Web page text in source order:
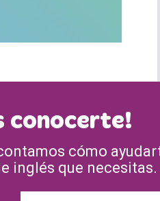
conocerte!
cómo
inglés que necesitas.